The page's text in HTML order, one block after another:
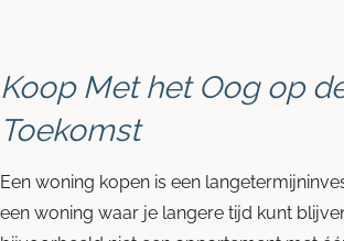
Koop Met het Oog op
Toekomst
Een woning kopen is een
een woning waar je langere tijd kunt